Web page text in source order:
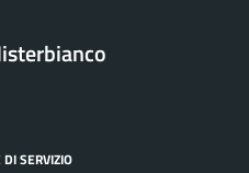
DI SERVIZIO